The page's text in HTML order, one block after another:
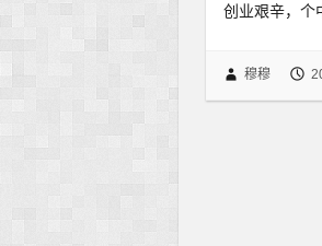
创业艰辛，
穆穆